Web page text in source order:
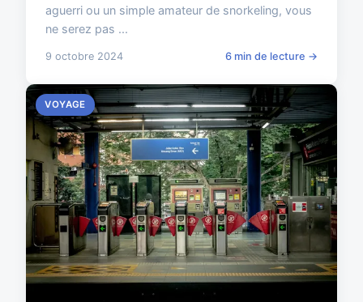
aguerri ou un simple amateur de snorkeling, vous
ne serez pas ...
9 octobre 2024 6 min de lecture →
VOYAGE